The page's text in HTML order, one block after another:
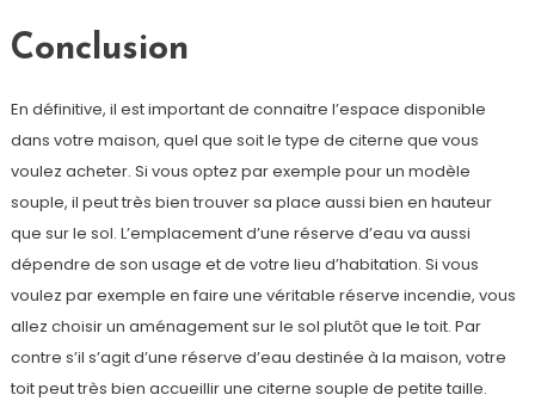
Conclusion
En définitive, il est important de connaitre l’espace disponible
dans votre maison, quel que soit le type de citerne que vous
voulez acheter. Si vous optez par exemple pour un modèle
souple, il peut très bien trouver sa place aussi bien en hauteur
que sur le sol. L’emplacement d’une réserve d’eau va aussi
dépendre de son usage et de votre lieu d’habitation. Si vous
voulez par exemple en faire une véritable réserve incendie, vous
allez choisir un aménagement sur le sol plutôt que le toit. Par
contre s’il s’agit d’une réserve d’eau destinée à la maison, votre
toit peut très bien accueillir une citerne souple de petite taille.